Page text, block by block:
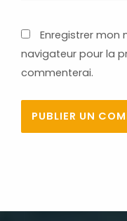
Enregistrer mon
navigateur pour la
commenterai.